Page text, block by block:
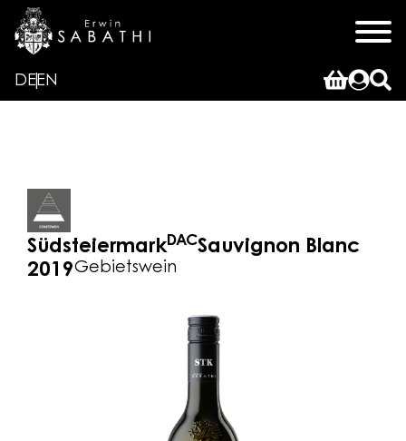
DEEN
SüdsteiermarkDACSauvignon Blanc
2019Gebietswein